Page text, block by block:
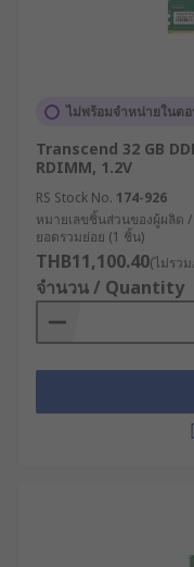
ไม่พร้อมจำหน่ายในต
Transcend 32 GB
RDIMM, 1.2V
RS Stock No. 174-926
หมายเลขชิ้นส่วนของผู้ผลิต /
ยอดรวมย่อย (1 ชิ้น)
THB11,100.40(ไม่รว
จำนวน / Quantity